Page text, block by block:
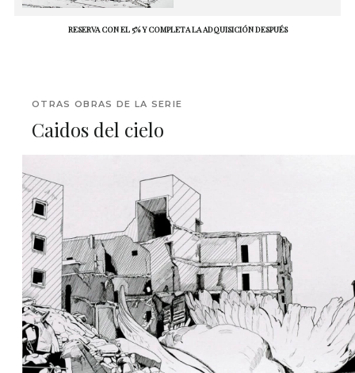
RESERVA CON EL 5% Y COMPLETA LA ADQUISICIÓN DESPUÉS
OTRAS OBRAS DE LA SERIE
Caidos del cielo